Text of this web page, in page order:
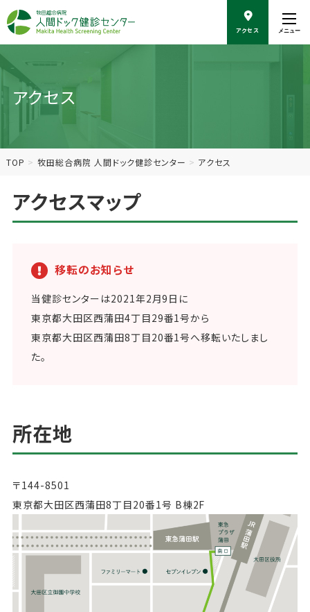
動
アクセス メニュー
アクセス
TOP 牧田総合病院 人間ドック健診センター アクセス
アクセスマップ
移転のお知らせ
当健診センターは2021年2月9日に
東京都大田区西蒲田4丁目29番1号から
東京都大田区西蒲田8丁目20番1号へ移転いたしまし
た。
所在地
〒144-8501
東京都大田区西蒲田8丁目20番1号 B棟2F